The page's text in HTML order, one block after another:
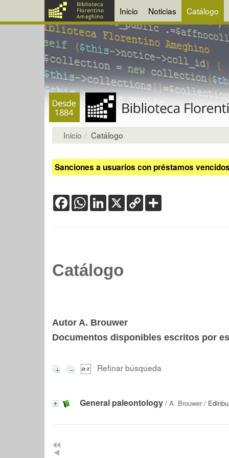
Inicio Noticias Catálogo
Inicio Catálogo
Sanciones a usuarios con préstamos
FacebookWhatsApp
LinkedIn
X Copy
Link
Catálogo
Autor A. Brouwer
Documentos disponibles escritos por
Refinar búsqueda
General paleontology / A. Brouwer/